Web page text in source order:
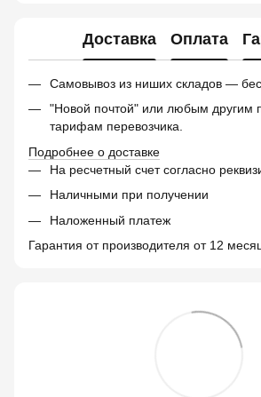
Доставка Оплата
Самовывоз из ниших складов —
"Новой почтой" или любым другим
тарифам перевозчика.
Подробнее о доставке
На ресчетный счет согласно
Наличными при получении
Наложенный платеж
Гарантия от производителя от 12